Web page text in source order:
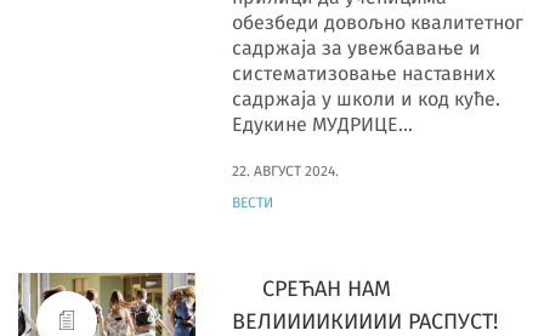
обезбеди довољно квалитетног
садржаја за увежбавање и
систематизовање наставних
садржаја у школи и код куће.
Едукине МУДРИЦЕ…
22. АВГУСТ 2024.
ВЕСТИ
СРЕЋАН НАМ
ВЕЛИИИИКИИИИ РАСПУСТ!